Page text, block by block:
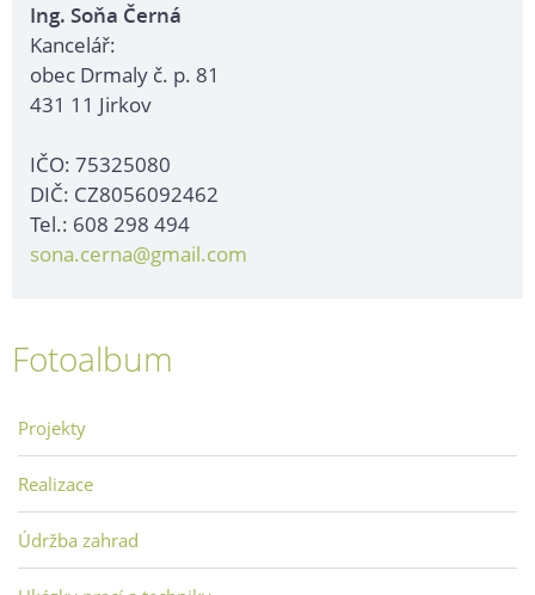
Ing. Soňa Černá
Kancelář:
obec Drmaly č. p. 81
431 11 Jirkov
IČO: 75325080
DIČ: CZ8056092462
Tel.: 608 298 494
sona.cerna@gmail.com
Fotoalbum
Projekty
Realizace
Údržba zahrad